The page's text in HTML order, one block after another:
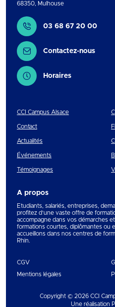
68350, Mulhouse
Contact
03 68 67 20 00
Contactez-nous
Horaires
CCI Campus Alsace
Contact
Actualités
Événements
Témoignages
A propos
Etudiants, salariés, entreprises,
profitez d’une vaste offre de
accompagne dans vos démarches
formations courtes, diplômantes ou
accueillons dans nos centres de
Rhin.
CGV
Mentions légales
Copyright © 2026 CCI
Une réalisation